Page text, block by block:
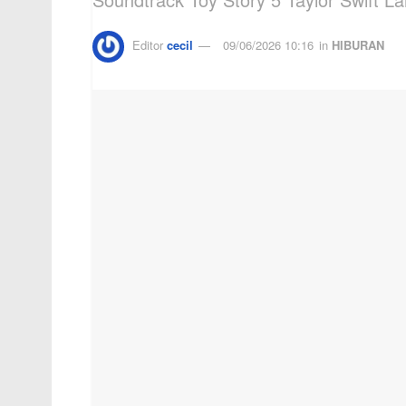
Editor cecil 09/06/2026 10:16 in HIBURAN